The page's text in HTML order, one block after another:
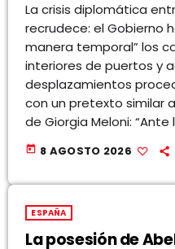
La crisis diplomática
recrudece: el Gobierno
manera temporal” los
interiores de puertos y
desplazamientos
con un pretexto similar
de Giorgia Meloni: “Ante
today 8 AGOSTO 2026
ESPAÑA
La posesión de